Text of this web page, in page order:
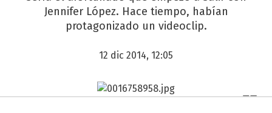
Jennifer López. Hace tiempo, habían
protagonizado un videoclip.
12 dic 2014, 12:05